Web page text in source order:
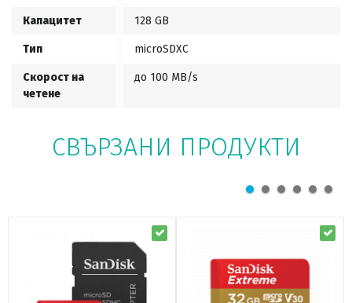
Капацитет 128 GB
Тип microSDXC
Скорост на
четене
до 100 MB/s
СВЪРЗАНИ ПРОДУКТИ